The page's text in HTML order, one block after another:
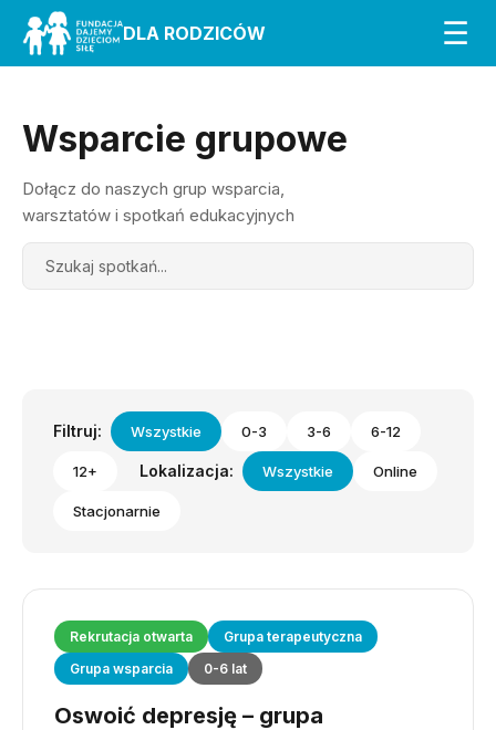
DLA RODZICÓW ☰
Wsparcie grupowe
Dołącz do naszych grup wsparcia,
warsztatów i spotkań edukacyjnych
Search
Filtruj: Wszystkie 0-3 3-6 6-12
12+ Lokalizacja: Wszystkie Online
Stacjonarnie
Rekrutacja otwarta
Grupa terapeutyczna
Grupa wsparcia
0-6 lat
Oswoić depresję – grupa